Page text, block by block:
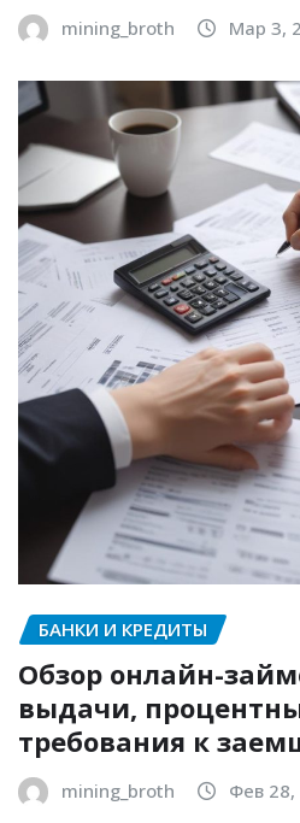
mining_broth Мар 3,
БАНКИ И КРЕДИТЫ
Обзор онлайн-
выдачи,
требования к
mining_broth Фев 28,